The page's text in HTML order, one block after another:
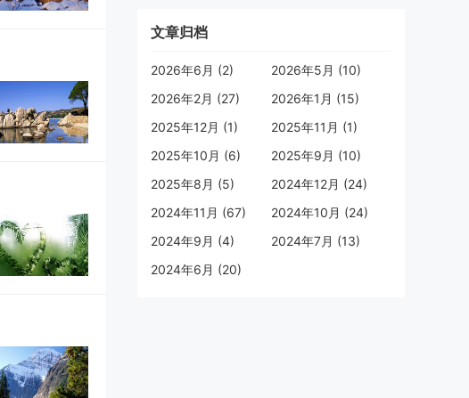
文章归档
2026年6月 (2)
2026年5月 (10)
2026年2月 (27)
2026年1月 (15)
2025年12月 (1)
2025年11月 (1)
2025年10月 (6)
2025年9月 (10)
2025年8月 (5)
2024年12月 (24)
2024年11月 (67)
2024年10月 (24)
2024年9月 (4)
2024年7月 (13)
2024年6月 (20)